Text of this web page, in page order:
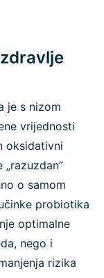
je s nizom
vrijednosti
oksidativni
o samom
probiotika
optimalne
nego i
rizika